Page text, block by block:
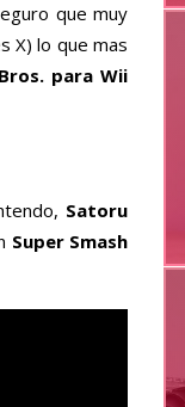
que muy
X) lo que mas
para Wii
Satoru
Super Smash